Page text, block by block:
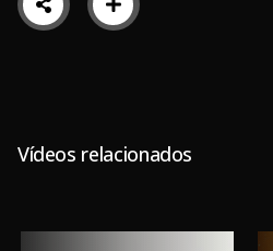
Vídeos relacionados